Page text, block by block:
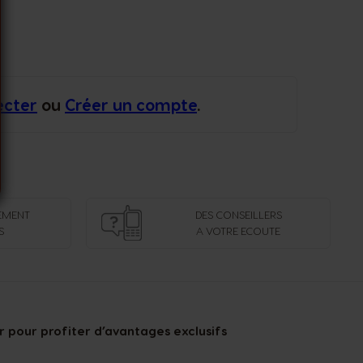
ou Créer un compte.
DES CONSEILLERS
A VOTRE ECOUTE
pour profiter d’avantages exclusifs